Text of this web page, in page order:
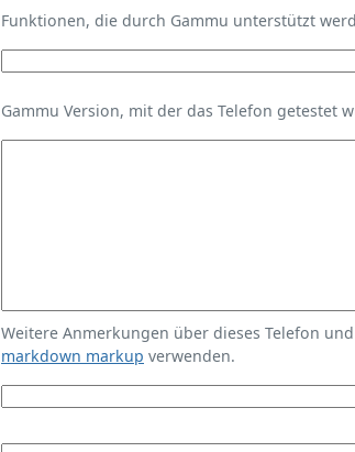
Funktionen, die durch Gammu unterstützt
Gammu Version, mit der das Telefon getestet
Weitere Anmerkungen über dieses Telefon
markdown markup verwenden.